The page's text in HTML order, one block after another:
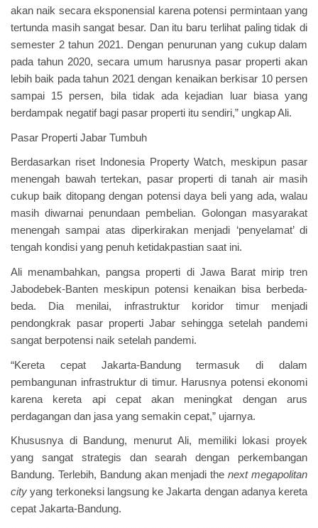
akan naik secara eksponensial karena potensi permintaan yang
tertunda masih sangat besar. Dan itu baru terlihat paling tidak di
semester 2 tahun 2021. Dengan penurunan yang cukup dalam
pada tahun 2020, secara umum harusnya pasar properti akan
lebih baik pada tahun 2021 dengan kenaikan berkisar 10 persen
sampai 15 persen, bila tidak ada kejadian luar biasa yang
berdampak negatif bagi pasar properti itu sendiri,” ungkap Ali.
Pasar Properti Jabar Tumbuh
Berdasarkan riset Indonesia Property Watch, meskipun pasar
menengah bawah tertekan, pasar properti di tanah air masih
cukup baik ditopang dengan potensi daya beli yang ada, walau
masih diwarnai penundaan pembelian. Golongan masyarakat
menengah sampai atas diperkirakan menjadi ‘penyelamat’ di
tengah kondisi yang penuh ketidakpastian saat ini.
Ali menambahkan, pangsa properti di Jawa Barat mirip tren
Jabodebek-Banten meskipun potensi kenaikan bisa berbeda-
beda. Dia menilai, infrastruktur koridor timur menjadi
pendongkrak pasar properti Jabar sehingga setelah pandemi
sangat berpotensi naik setelah pandemi.
“Kereta cepat Jakarta-Bandung termasuk di dalam
pembangunan infrastruktur di timur. Harusnya potensi ekonomi
karena kereta api cepat akan meningkat dengan arus
perdagangan dan jasa yang semakin cepat,” ujarnya.
Khususnya di Bandung, menurut Ali, memiliki lokasi proyek
yang sangat strategis dan searah dengan perkembangan
Bandung. Terlebih, Bandung akan menjadi thenext megapolitan
city yang terkoneksi langsung ke Jakarta dengan adanya kereta
cepat Jakarta-Bandung.